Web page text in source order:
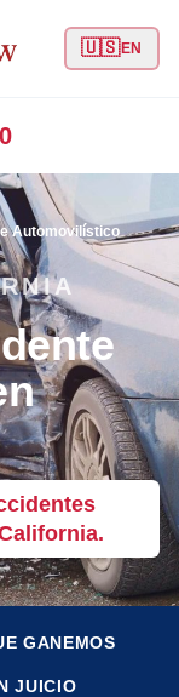
🇺🇸EN
Automovilístico
GANEMOS
JUICIO